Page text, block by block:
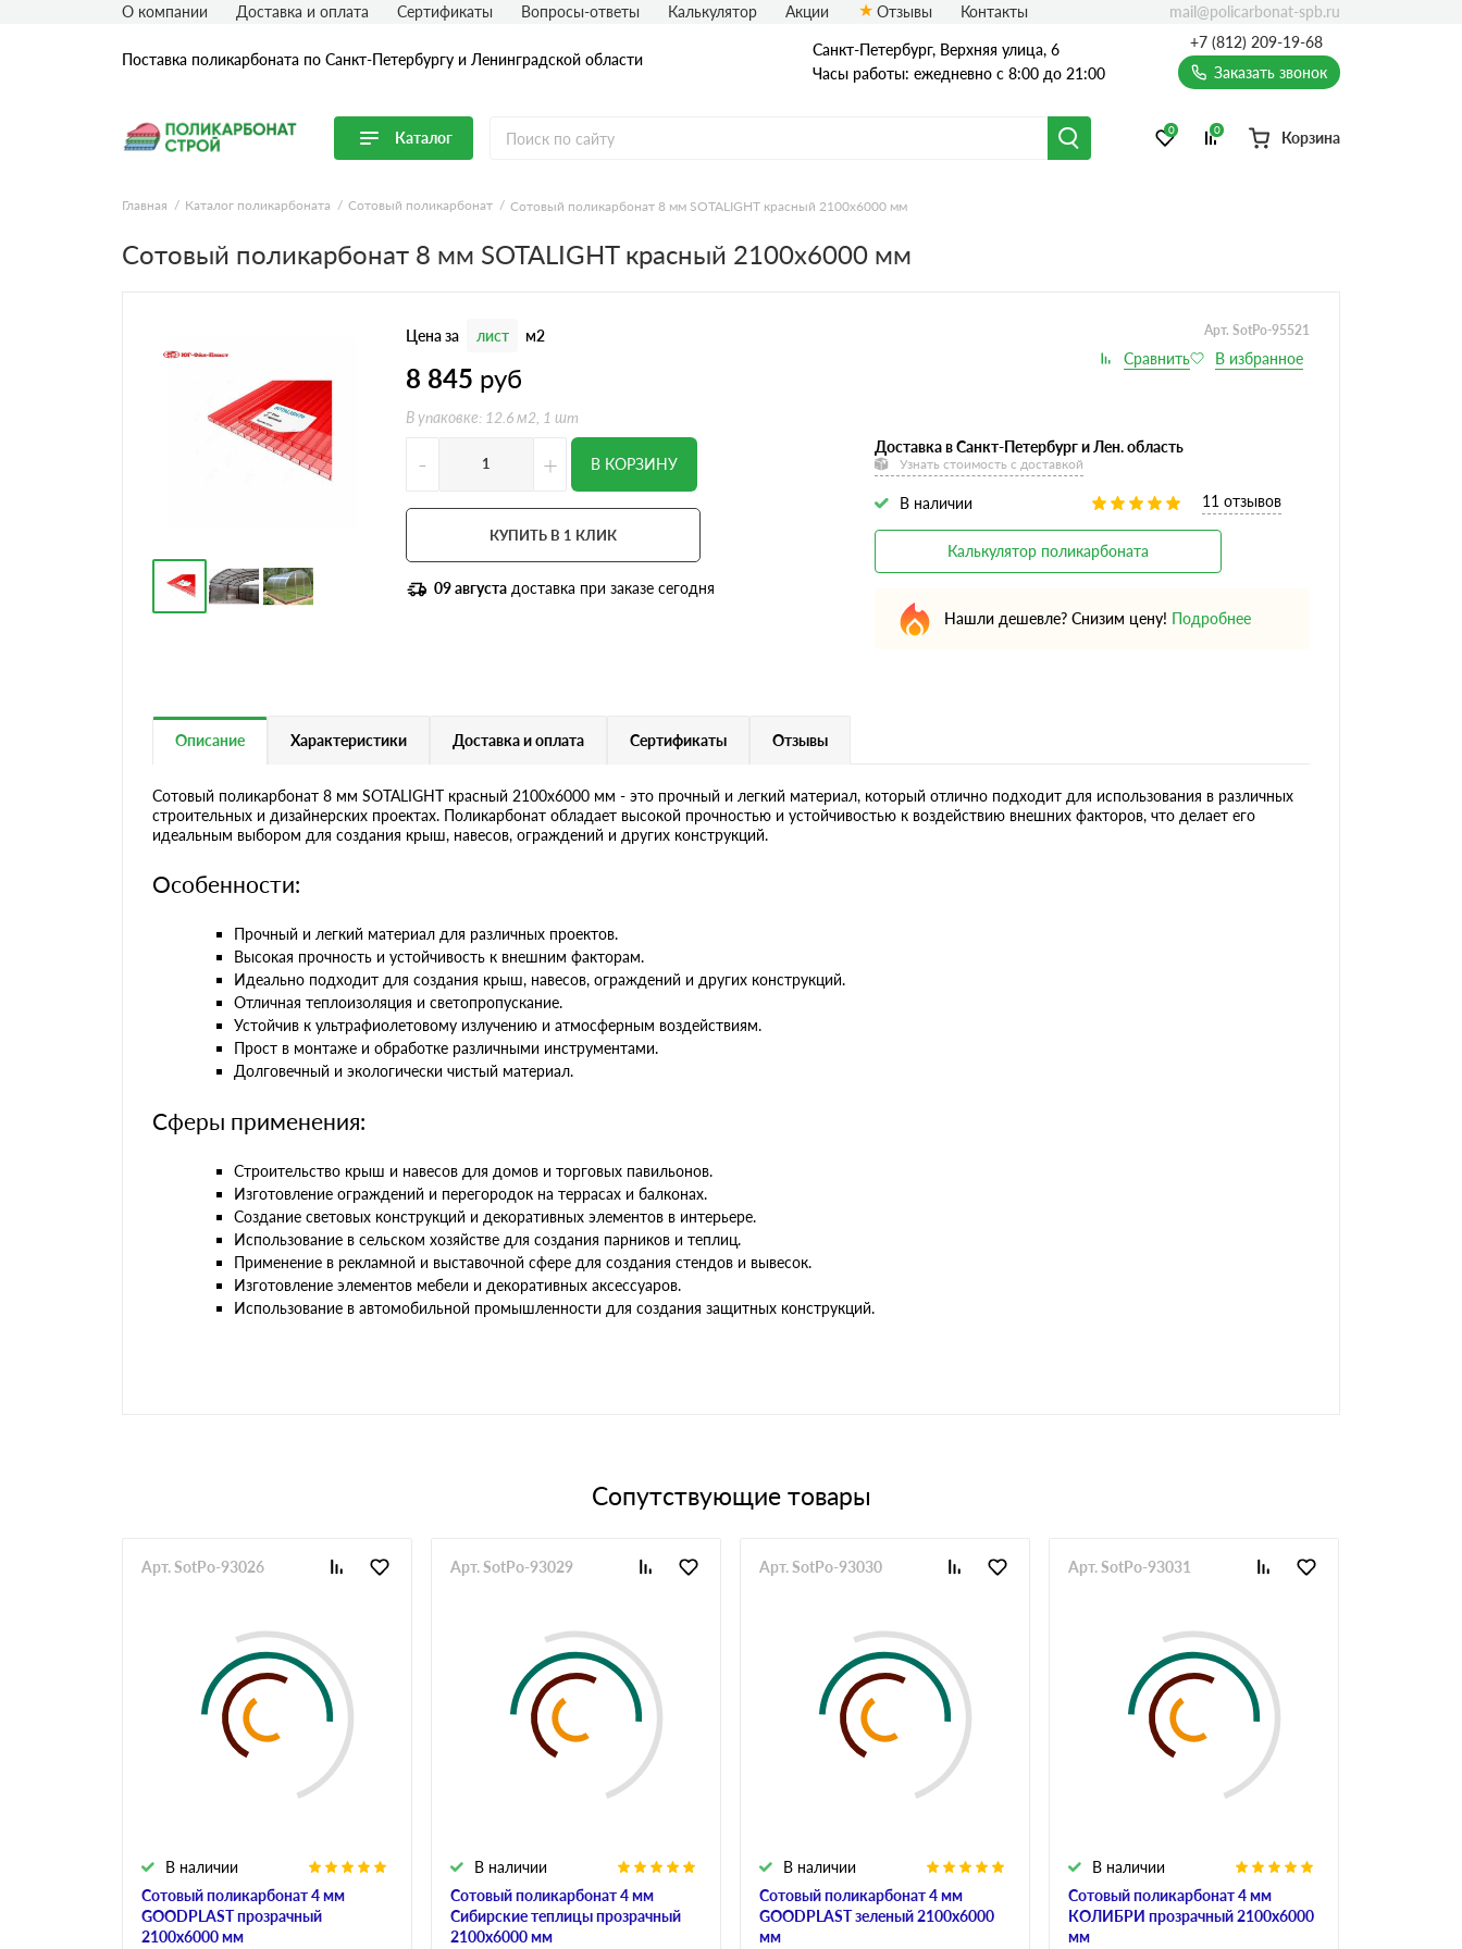
Поставка поликарбоната по Санкт-Петербургу и Ленинградской области
Санкт-Петербург, Верхняя улица, 6
Часы работы: ежедневно с 8:00 до 21:00
+7 (812) 209-19-68
Заказать звонок
Каталог
Перейти в каталог
Продуктовые линейки
0 0 Корзина
О компании Доставка и оплата Сертификаты Вопросы-ответы Калькулятор Акции Отзывы Контакты mail@policarbonat-spb.ru
Главная Каталог поликарбоната Сотовый поликарбонат Сотовый поликарбонат 8 мм SOTALIGHT красный 2100х6000 мм
Сотовый поликарбонат 8 мм SOTALIGHT красный 2100х6000 мм
Цена за лист м2
8 845 руб
В упаковке: 12.6 м2, 1 шт
Арт. SotPo-95521
- + В КОРЗИНУ
КУПИТЬ В 1 КЛИК
09 августа доставка при заказе сегодня
Доставка в Санкт-Петербург и Лен. область
Узнать стоимость с доставкой
В наличии 11 отзывов
Калькулятор поликарбоната
Нашли дешевле? Снизим цену! Подробнее
Описание Характеристики Доставка и оплата Сертификаты Отзывы
Сотовый поликарбонат 8 мм SOTALIGHT красный 2100х6000 мм - это прочный и легкий материал, который отлично подходит для использования в различных
строительных и дизайнерских проектах. Поликарбонат обладает высокой прочностью и устойчивостью к воздействию внешних факторов, что делает его
идеальным выбором для создания крыш, навесов, ограждений и других конструкций.
Особенности:
Прочный и легкий материал для различных проектов.
Высокая прочность и устойчивость к внешним факторам.
Идеально подходит для создания крыш, навесов, ограждений и других конструкций.
Отличная теплоизоляция и светопропускание.
Устойчив к ультрафиолетовому излучению и атмосферным воздействиям.
Прост в монтаже и обработке различными инструментами.
Долговечный и экологически чистый материал.
Сферы применения:
Строительство крыш и навесов для домов и торговых павильонов.
Изготовление ограждений и перегородок на террасах и балконах.
Создание световых конструкций и декоративных элементов в интерьере.
Использование в сельском хозяйстве для создания парников и теплиц.
Применение в рекламной и выставочной сфере для создания стендов и вывесок.
Изготовление элементов мебели и декоративных аксессуаров.
Использование в автомобильной промышленности для создания защитных конструкций.
Сопутствующие товары
Сотовый поликарбонат 4 мм
GOODPLAST прозрачный
2100х6000 мм
В наличии
Арт. SotPo-93026
Сотовый поликарбонат 4 мм
Сибирские теплицы прозрачный
2100х6000 мм
В наличии
Арт. SotPo-93029
Сотовый поликарбонат 4 мм
GOODPLAST зеленый 2100х6000
мм
В наличии
Арт. SotPo-93030
Сотовый поликарбонат 4 мм
КОЛИБРИ прозрачный 2100х6000
мм
В наличии
Арт. SotPo-93031